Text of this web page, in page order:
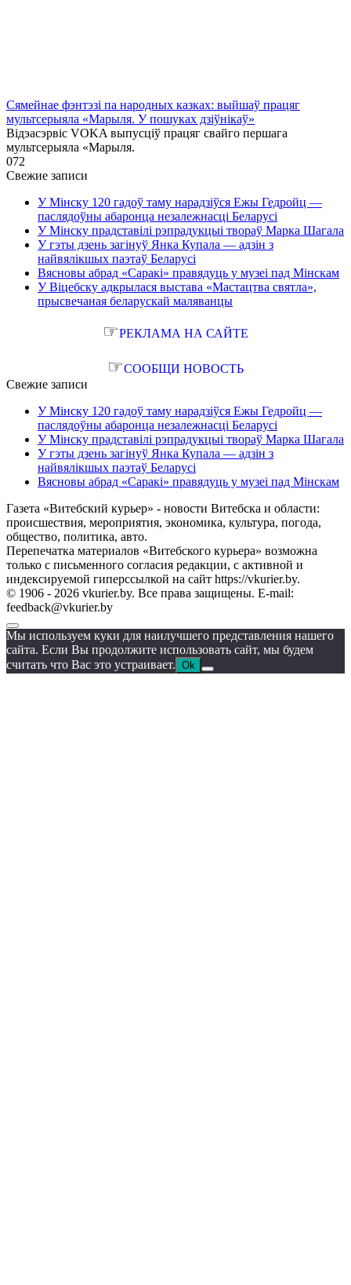
Сямейнае фэнтэзі па народных казках: выйшаў працяг
мультсерыяла «Марыля. У пошуках дзіўнікаў»
Відэасэрвіс VOKA выпусціў працяг свайго першага
мультсерыяла «Марыля.
072
Свежие записи
У Мінску 120 гадоў таму нарадзіўся Ежы Гедройц —
паслядоўны абаронца незалежнасці Беларусі
У Мінску прадставілі рэпрадукцыі твораў Марка Шагала
У гэты дзень загінуў Янка Купала — адзін з
найвялікшых паэтаў Беларусі
Вясновы абрад «Саракі» правядуць у музеі пад Мінскам
У Віцебску адкрылася выстава «Мастацтва святла»,
прысвечаная беларускай маляванцы
☞РЕКЛАМА НА САЙТЕ
☞СООБЩИ НОВОСТЬ
Свежие записи
У Мінску 120 гадоў таму нарадзіўся Ежы Гедройц —
паслядоўны абаронца незалежнасці Беларусі
У Мінску прадставілі рэпрадукцыі твораў Марка Шагала
У гэты дзень загінуў Янка Купала — адзін з
найвялікшых паэтаў Беларусі
Вясновы абрад «Саракі» правядуць у музеі пад Мінскам
Газета «Витебский курьер» - новости Витебска и области:
происшествия, мероприятия, экономика, культура, погода,
общество, политика, авто.
Перепечатка материалов «Витебского курьера» возможна
только с письменного согласия редакции, с активной и
индексируемой гиперссылкой на сайт https://vkurier.by.
© 1906 - 2026 vkurier.by. Все права защищены. E-mail:
feedback@vkurier.by
Мы используем куки для наилучшего представления нашего
сайта. Если Вы продолжите использовать сайт, мы будем
считать что Вас это устраивает. Ok